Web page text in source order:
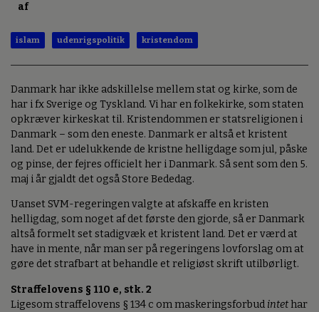
af
islam udenrigspolitik kristendom
Danmark har ikke adskillelse mellem stat og kirke, som de
har i fx Sverige og Tyskland. Vi har en folkekirke, som staten
opkræver kirkeskat til. Kristendommen er statsreligionen i
Danmark – som den eneste. Danmark er altså et kristent
land. Det er udelukkende de kristne helligdage som jul, påske
og pinse, der fejres officielt her i Danmark. Så sent som den 5.
maj i år gjaldt det også Store Bededag.
Uanset SVM-regeringen valgte at afskaffe en kristen
helligdag, som noget af det første den gjorde, så er Danmark
altså formelt set stadigvæk et kristent land. Det er værd at
have in mente, når man ser på regeringens lovforslag om at
gøre det strafbart at behandle et religiøst skrift utilbørligt.
Straffelovens § 110 e, stk. 2
Ligesom straffelovens § 134 c om maskeringsforbud intethar